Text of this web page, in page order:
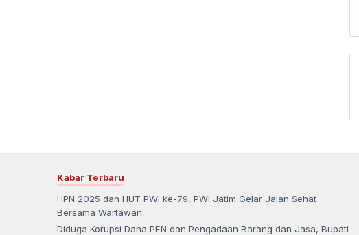
Kabar Terbaru
HPN 2025 dan HUT PWI ke-79, PWI Jatim Gelar Jalan Sehat
Bersama Wartawan
Diduga Korupsi Dana PEN dan Pengadaan Barang dan Jasa, Bupati